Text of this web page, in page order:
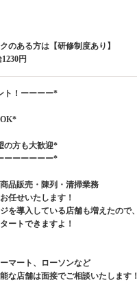
のある方は【研修制度あり】
円
ト！ーーーー*
の方も大歓迎*
ーーーーーー*
品販売・陳列・清掃業務
任せいたします！
を導入している店舗も増えたので、
ートできますよ！
マート、ローソンなど
な店舗は面接でご相談いたします！